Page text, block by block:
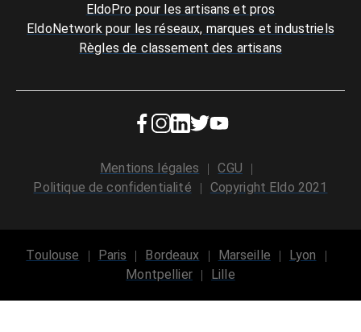
EldoPro pour les artisans et pros
EldoNetwork pour les réseaux, marques et industriels
Règles de classement des artisans
Mentions légales
CGU
Politique de confidentialité
Copyright Eldo 2021
Toulouse Paris Bordeaux Marseille
Lyon
Montpellier
Lille